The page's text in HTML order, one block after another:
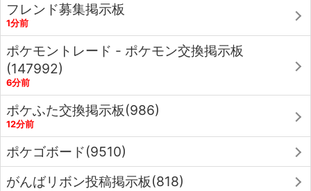
フレンド募集掲示板
1分前
ポケモントレード - ポケモン交換掲示板
(147992)
6分前
ポケふた交換掲示板(986)
12分前
ポケゴボード(9510)
がんばリボン投稿掲示板(818)